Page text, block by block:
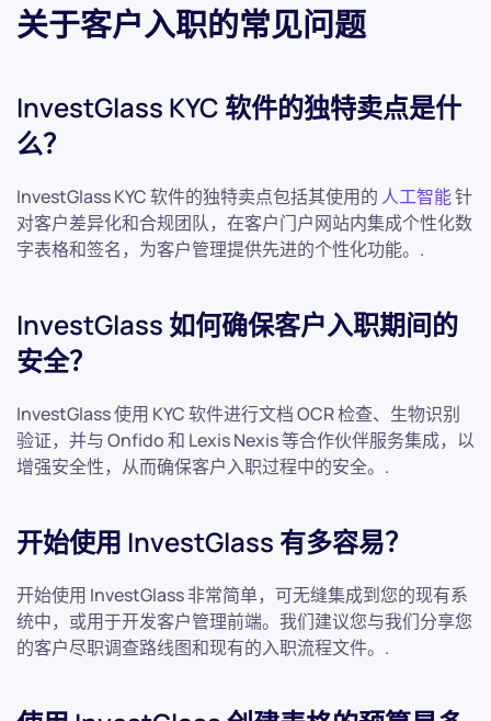
关于客户入职的常见问题
InvestGlass KYC 软件的独特卖点是什
么？
InvestGlass KYC 软件的独特卖点包括其使用的 人工智能针
对客户差异化和合规团队，在客户门户网站内集成个性化数
字表格和签名，为客户管理提供先进的个性化功能。.
InvestGlass 如何确保客户入职期间的
安全？
InvestGlass 使用 KYC 软件进行文档 OCR 检查、生物识别
验证，并与 Onfido 和 Lexis Nexis 等合作伙伴服务集成，以
增强安全性，从而确保客户入职过程中的安全。.
开始使用 InvestGlass 有多容易？
开始使用 InvestGlass 非常简单，可无缝集成到您的现有系
统中，或用于开发客户管理前端。我们建议您与我们分享您
的客户尽职调查路线图和现有的入职流程文件。.